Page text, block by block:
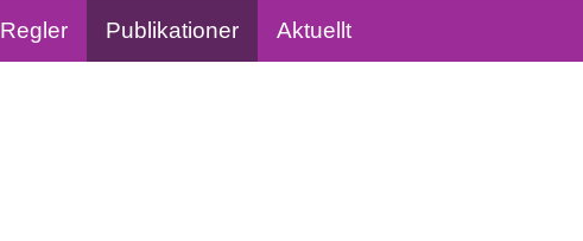
Regler Publikationer Aktuellt